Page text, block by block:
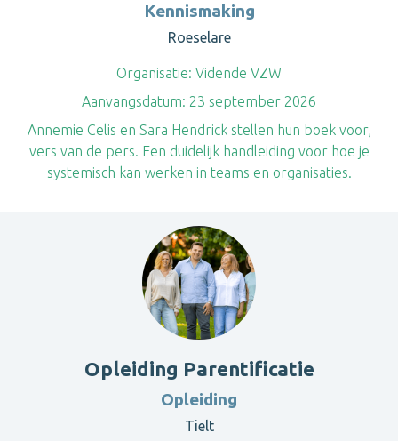
Kennismaking
Roeselare
Organisatie: Vidende VZW
Aanvangsdatum: 23 september 2026
Annemie Celis en Sara Hendrick stellen hun boek voor,
vers van de pers. Een duidelijk handleiding voor hoe je
systemisch kan werken in teams en organisaties.
Opleiding Parentificatie
Opleiding
Tielt